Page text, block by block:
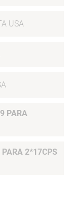
USA
PARA
PARA 2*17CPS